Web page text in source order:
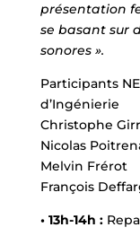
présentation
se basant sur
sonores ».
Participants
d’Ingénierie
Christophe
Nicolas
Melvin Frérot
François
• 13h-14h :